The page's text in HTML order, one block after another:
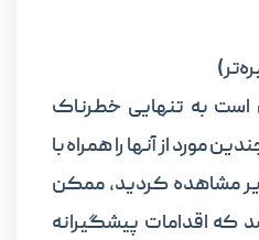
به تنهایی خطرناک
مورد از آنها را همراه با
مشاهده کردید، ممکن
که اقدامات پیشگیرانه